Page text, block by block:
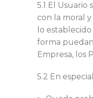
5.1 El
con la moral
lo
forma
Empresa, los
5.2 En